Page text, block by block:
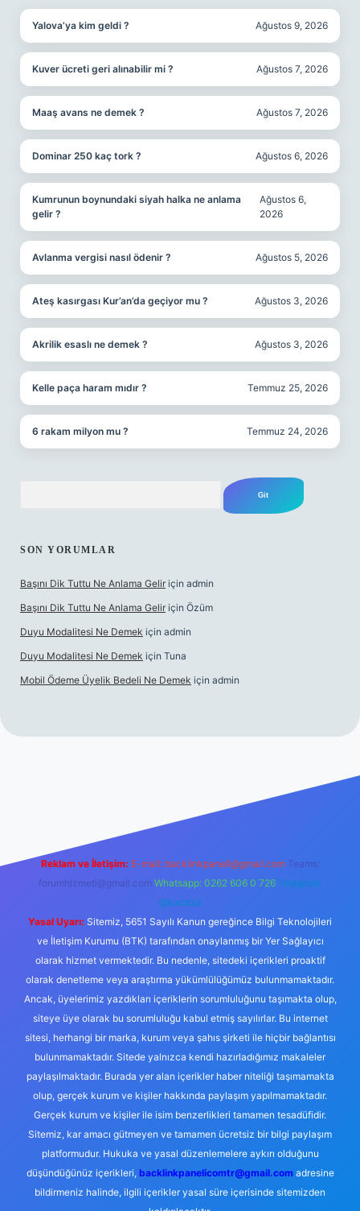
Yalova’ya kim geldi ? Ağustos 9, 2026
Kuver ücreti geri alınabilir mi ? Ağustos 7, 2026
Maaş avans ne demek ? Ağustos 7, 2026
Dominar 250 kaç tork ? Ağustos 6, 2026
Kumrunun boynundaki siyah halka ne anlama
gelir ?
Ağustos 6,
2026
Avlanma vergisi nasıl ödenir ? Ağustos 5, 2026
Ateş kasırgası Kur’an’da geçiyor mu ? Ağustos 3, 2026
Akrilik esaslı ne demek ? Ağustos 3, 2026
Kelle paça haram mıdır ? Temmuz 25, 2026
6 rakam milyon mu ? Temmuz 24, 2026
SON YORUMLAR
Başını Dik Tuttu Ne Anlama Gelir için admin
Başını Dik Tuttu Ne Anlama Gelir için Özüm
Duyu Modalitesi Ne Demek için admin
Duyu Modalitesi Ne Demek için Tuna
Mobil Ödeme Üyelik Bedeli Ne Demek için admin
Reklam ve İletişim: E-mail: backlinkpaneli@gmail.com Teams:
forumhizmeti@gmail.com Whatsapp: 0262 606 0 726 Telegram:
@karabul
Yasal Uyarı: Sitemiz, 5651 Sayılı Kanun gereğince Bilgi Teknolojileri
ve İletişim Kurumu (BTK) tarafından onaylanmış bir Yer Sağlayıcı
olarak hizmet vermektedir. Bu nedenle, sitedeki içerikleri proaktif
olarak denetleme veya araştırma yükümlülüğümüz bulunmamaktadır.
Ancak, üyelerimiz yazdıkları içeriklerin sorumluluğunu taşımakta olup,
siteye üye olarak bu sorumluluğu kabul etmiş sayılırlar. Bu internet
sitesi, herhangi bir marka, kurum veya şahıs şirketi ile hiçbir bağlantısı
bulunmamaktadır. Sitede yalnızca kendi hazırladığımız makaleler
paylaşılmaktadır. Burada yer alan içerikler haber niteliği taşımamakta
olup, gerçek kurum ve kişiler hakkında paylaşım yapılmamaktadır.
Gerçek kurum ve kişiler ile isim benzerlikleri tamamen tesadüfidir.
Sitemiz, kar amacı gütmeyen ve tamamen ücretsiz bir bilgi paylaşım
platformudur. Hukuka ve yasal düzenlemelere aykırı olduğunu
düşündüğünüz içerikleri, backlinkpanelicomtr@gmail.comadresine
bildirmeniz halinde, ilgili içerikler yasal süre içerisinde sitemizden